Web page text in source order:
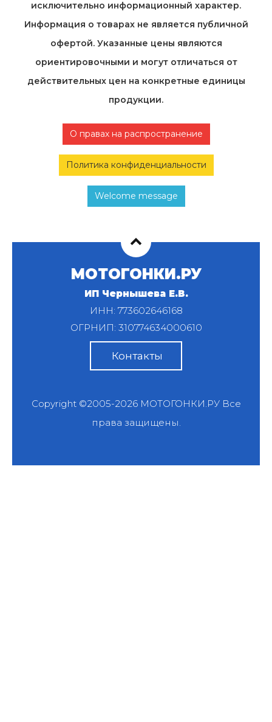
исключительно информационный характер.
Информация о товарах не является публичной
офертой. Указанные цены являются
ориентировочными и могут отличаться от
действительных цен на конкретные единицы
продукции.
О правах на распространение
Политика конфиденциальности
Welcome message
МОТОГОНКИ.РУ
ИП Чернышева Е.В.
ИНН: 773602646168
ОГРНИП: 310774634000610
Контакты
Copyright ©2005-2026 МОТОГОНКИ.РУВсе
права защищены.